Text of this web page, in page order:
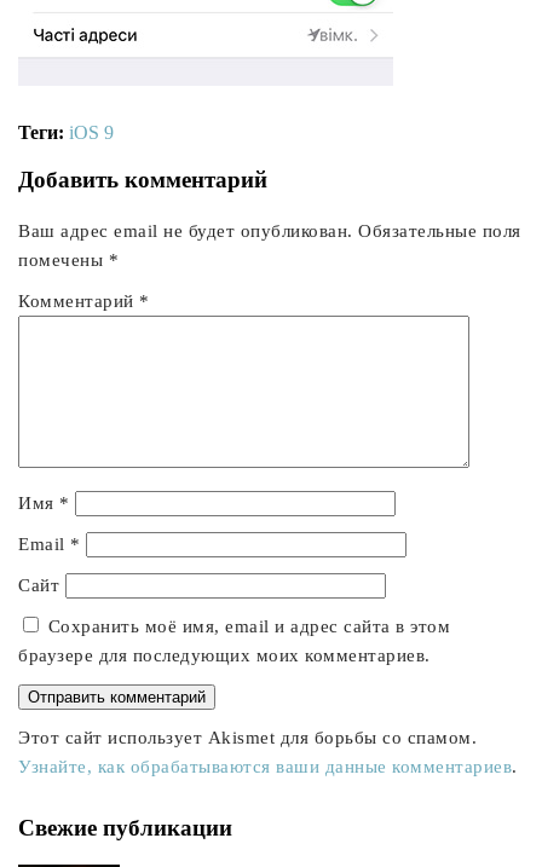
Теги: iOS 9
Добавить комментарий
Ваш адрес email не будет опубликован. Обязательные поля
помечены *
Комментарий *
Имя *
Email *
Сайт
Сохранить моё имя, email и адрес сайта в этом
браузере для последующих моих комментариев.
Этот сайт использует Akismet для борьбы со спамом.
Узнайте, как обрабатываются ваши данные комментариев.
Свежие публикации